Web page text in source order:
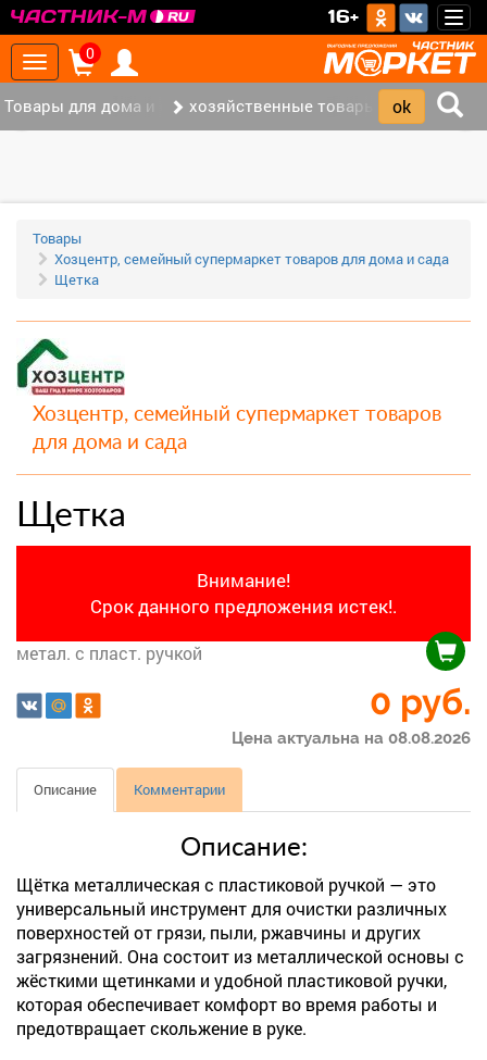
16+
Toggle
navigation
0
Товары для дома и офиса (113)хозяйственные товары (36)
Товары
Хозцентр, семейный супермаркет товаров для дома и сада
Щетка
Хозцентр, семейный супермаркет товаров
для дома и сада
Щетка
Внимание!
Срок данного предложения истек!.
метал. с пласт. ручкой
0 руб.
Цена актуальна на 08.08.2026
Описание Комментарии
Описание:
Щётка металлическая с пластиковой ручкой — это
универсальный инструмент для очистки различных
поверхностей от грязи, пыли, ржавчины и других
загрязнений. Она состоит из металлической основы с
жёсткими щетинками и удобной пластиковой ручки,
которая обеспечивает комфорт во время работы и
предотвращает скольжение в руке.
‹ ›